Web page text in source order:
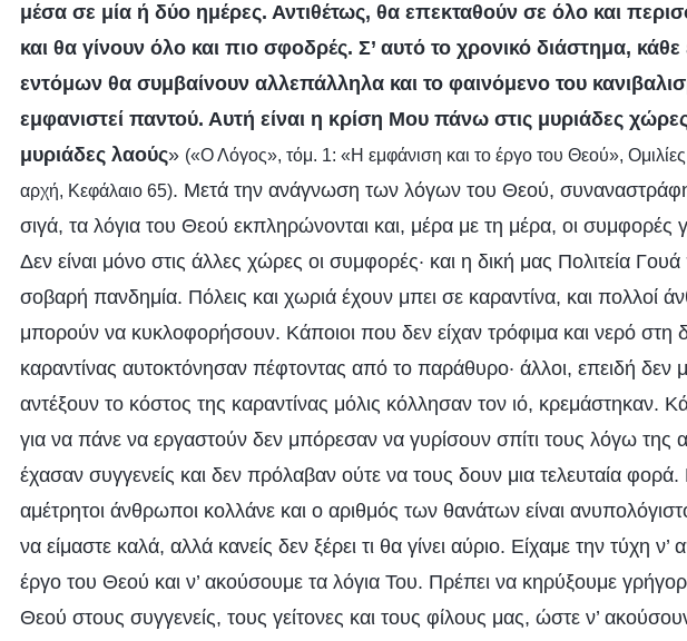
μέσα σε μία ή δύο ημέρες. Αντιθέτως, θα επεκταθούν σε όλο και
και θα γίνουν όλο και πιο σφοδρές. Σ’ αυτό το χρονικό διάστημα, κάθε
εντόμων θα συμβαίνουν αλλεπάλληλα και το φαινόμενο του
εμφανιστεί παντού. Αυτή είναι η κρίση Μου πάνω στις μυριάδες
μυριάδες λαούς» («Ο Λόγος», τόμ. 1: «Η εμφάνιση και το έργο του Θεού»,
αρχή, Κεφάλαιο 65). Μετά την ανάγνωση των λόγων του Θεού,
σιγά, τα λόγια του Θεού εκπληρώνονται και, μέρα με τη μέρα, οι συμφορές
Δεν είναι μόνο στις άλλες χώρες οι συμφορές· και η δική μας Πολιτεία Γουά
σοβαρή πανδημία. Πόλεις και χωριά έχουν μπει σε καραντίνα, και πολλοί
μπορούν να κυκλοφορήσουν. Κάποιοι που δεν είχαν τρόφιμα και νερό στη
καραντίνας αυτοκτόνησαν πέφτοντας από το παράθυρο· άλλοι, επειδή
αντέξουν το κόστος της καραντίνας μόλις κόλλησαν τον ιό, κρεμάστηκαν.
για να πάνε να εργαστούν δεν μπόρεσαν να γυρίσουν σπίτι τους λόγω της
έχασαν συγγενείς και δεν πρόλαβαν ούτε να τους δουν μια τελευταία
αμέτρητοι άνθρωποι κολλάνε και ο αριθμός των θανάτων είναι
να είμαστε καλά, αλλά κανείς δεν ξέρει τι θα γίνει αύριο. Είχαμε την τύχη
έργο του Θεού και ν’ ακούσουμε τα λόγια Του. Πρέπει να κηρύξουμε
Θεού στους συγγενείς, τους γείτονες και τους φίλους μας, ώστε ν’